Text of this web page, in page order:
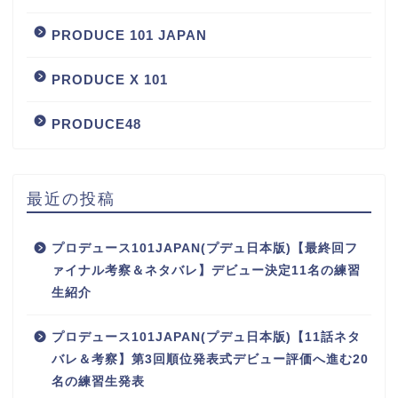
PRODUCE 101 JAPAN
PRODUCE X 101
PRODUCE48
最近の投稿
プロデュース101JAPAN(プデュ日本版)【最終回フ
ァイナル考察＆ネタバレ】デビュー決定11名の練習
生紹介
プロデュース101JAPAN(プデュ日本版)【11話ネタ
バレ＆考察】第3回順位発表式デビュー評価へ進む20
名の練習生発表